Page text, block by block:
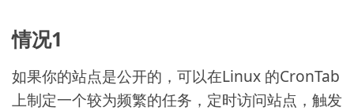
情况1
如果你的站点是公开的，可以在Linux 的CronTab
上制定一个较为频繁的任务，定时访问站点，触发